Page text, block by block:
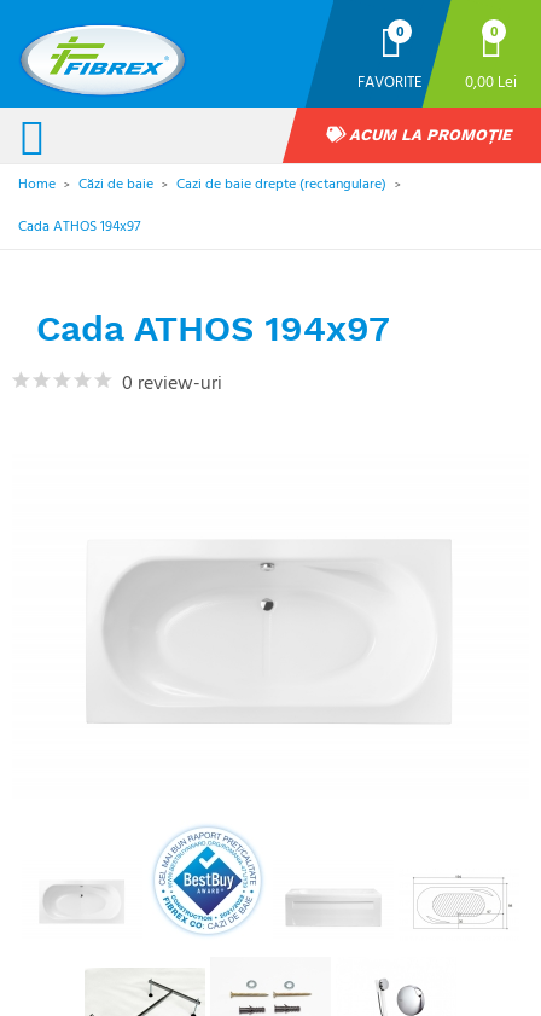
FAVORITE
0 0
0,00 Lei
ACUM LA PROMOȚIE
Home > Căzi de baie > Cazi de baie drepte (rectangulare) >
Cada ATHOS 194x97
Cada ATHOS 194x97
0 review-uri